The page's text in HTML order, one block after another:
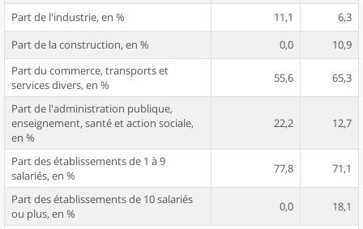
Part de l'industrie, en % 11,1
6,3
Part de la construction, en %
0,0
10,9
Part du commerce, transports et
services divers, en %
55,6 65,3
Part de l'administration publique,
enseignement, santé et action sociale,
en %
22,2 12,7
Part des établissements de 1 à 9
salariés, en %
77,8 71,1
Part des établissements de 10 salariés
ou plus, en %
0,0 18,1